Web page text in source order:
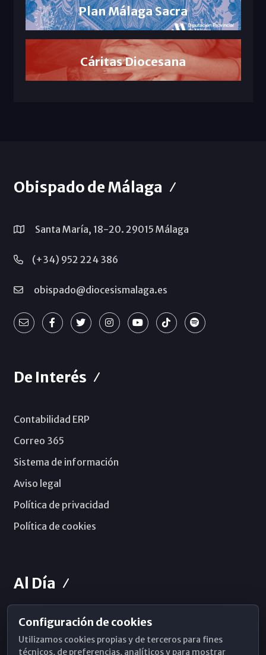
Plan Málaga Sacra
Cáritas Diocesana
Obispado de Málaga
Santa María, 18-20. 29015 Málaga
(+34) 952 224 386
obispado@diocesismalaga.es
De Interés
Contabilidad ERP
Correo 365
Sistema de información
Aviso legal
Política de privacidad
Política de cookies
Al Día
Horarios de Misa
Hemeroteca
Configuración de cookies
Utilizamos cookies propias y de terceros para fines
técnicos, de preferencias, analíticos y para mostrar